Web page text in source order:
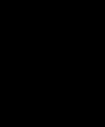
узлов обеспечивает
эргономика